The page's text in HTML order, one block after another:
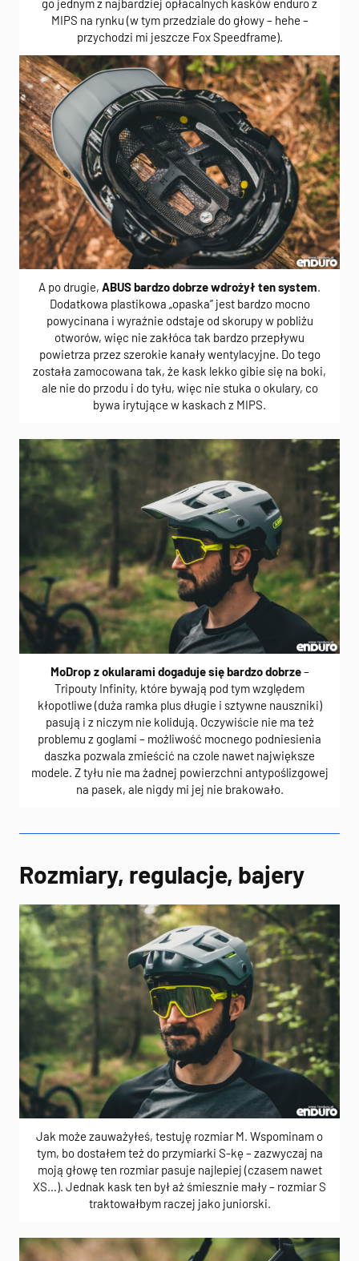
go jednym z najbardziej opłacalnych kasków enduro z
MIPS na rynku (w tym przedziale do głowy – hehe –
przychodzi mi jeszcze Fox Speedframe).
A po drugie, ABUS bardzo dobrze wdrożył ten system.
Dodatkowa plastikowa „opaska” jest bardzo mocno
powycinana i wyraźnie odstaje od skorupy w pobliżu
otworów, więc nie zakłóca tak bardzo przepływu
powietrza przez szerokie kanały wentylacyjne. Do tego
została zamocowana tak, że kask lekko gibie się na boki,
ale nie do przodu i do tyłu, więc nie stuka o okulary, co
bywa irytujące w kaskach z MIPS.
MoDrop z okularami dogaduje się bardzo dobrze–
Tripouty Infinity, które bywają pod tym względem
kłopotliwe (duża ramka plus długie i sztywne nauszniki)
pasują i z niczym nie kolidują. Oczywiście nie ma też
problemu z goglami – możliwość mocnego podniesienia
daszka pozwala zmieścić na czole nawet największe
modele. Z tyłu nie ma żadnej powierzchni antypoślizgowej
na pasek, ale nigdy mi jej nie brakowało.
Rozmiary, regulacje, bajery
Jak może zauważyłeś, testuję rozmiar M. Wspominam o
tym, bo dostałem też do przymiarki S-kę – zazwyczaj na
moją głowę ten rozmiar pasuje najlepiej (czasem nawet
XS…). Jednak kask ten był aż śmiesznie mały – rozmiar S
traktowałbym raczej jako juniorski.